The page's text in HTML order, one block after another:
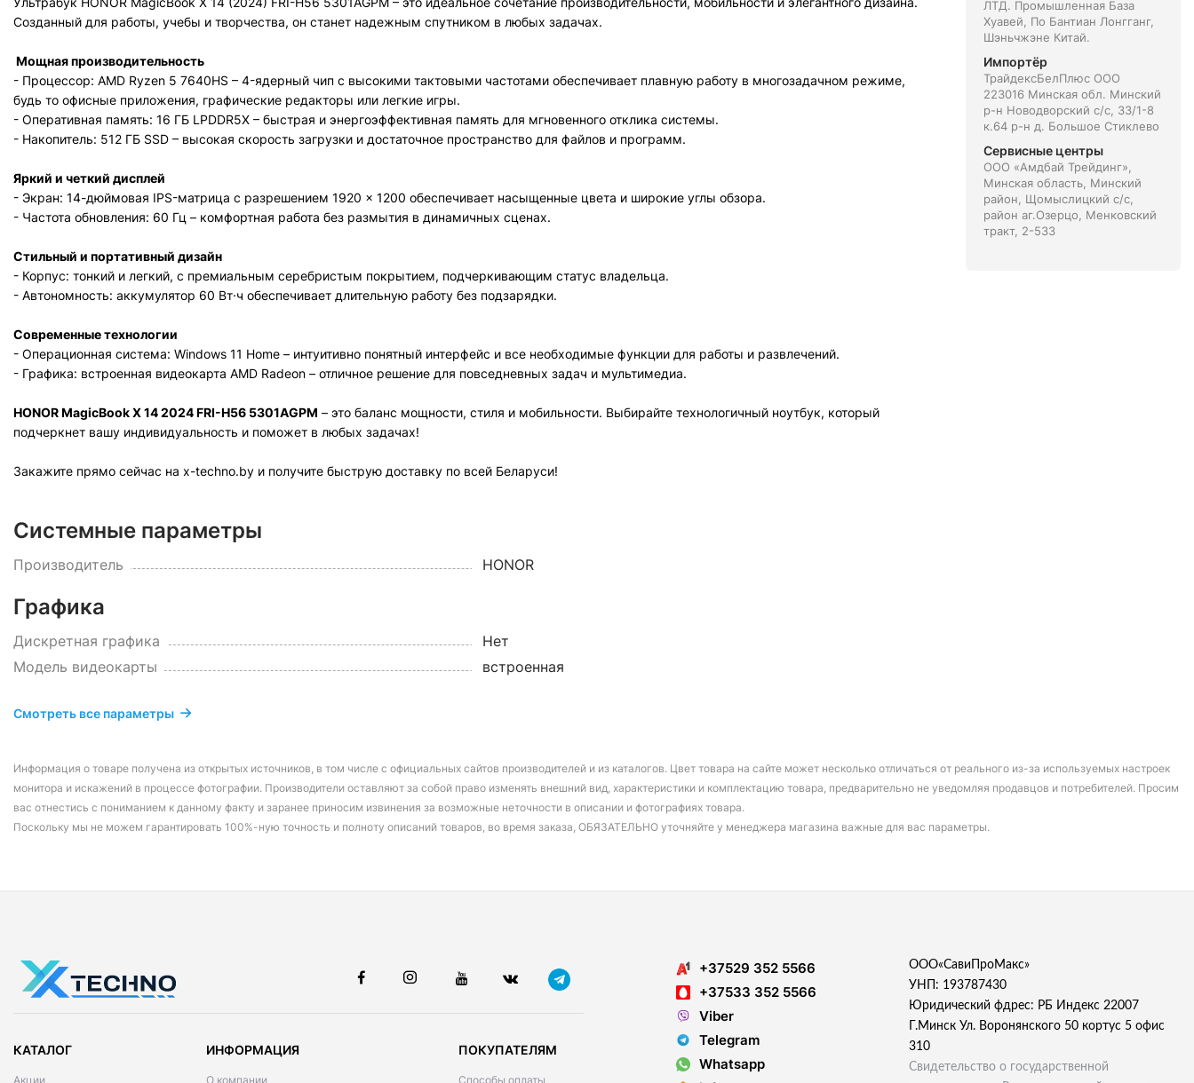
Созданный для работы, учебы и творчества, он станет надежным спутником в любых задачах.
Мощная производительность
- Процессор: AMD Ryzen 5 7640HS – 4-ядерный чип с высокими тактовыми частотами обеспечивает плавную работу в многозадачном режиме,
будь то офисные приложения, графические редакторы или легкие игры.
- Оперативная память: 16 ГБ LPDDR5X – быстрая и энергоэффективная память для мгновенного отклика системы.
- Накопитель: 512 ГБ SSD – высокая скорость загрузки и достаточное пространство для файлов и программ.
Яркий и четкий дисплей
- Экран: 14-дюймовая IPS-матрица с разрешением 1920 × 1200 обеспечивает насыщенные цвета и широкие углы обзора.
- Частота обновления: 60 Гц – комфортная работа без размытия в динамичных сценах.
Стильный и портативный дизайн
- Корпус: тонкий и легкий, с премиальным серебристым покрытием, подчеркивающим статус владельца.
- Автономность: аккумулятор 60 Вт·ч обеспечивает длительную работу без подзарядки.
Современные технологии
- Операционная система: Windows 11 Home – интуитивно понятный интерфейс и все необходимые функции для работы и развлечений.
- Графика: встроенная видеокарта AMD Radeon – отличное решение для повседневных задач и мультимедиа.
HONOR MagicBook X 14 2024 FRI-H56 5301AGPM – это баланс мощности, стиля и мобильности. Выбирайте технологичный ноутбук, который
подчеркнет вашу индивидуальность и поможет в любых задачах!
Закажите прямо сейчас на x-techno.by и получите быструю доставку по всей Беларуси!
Системные параметры
Производитель HONOR
Графика
Дискретная графика
Нет
Модель видеокарты
встроенная
Смотреть все параметры
ЛТД. Промышленная База
Хуавей, По Бантиан Лонгганг,
Шэньчжэне Китай.
Импортёр
ТрайдексБелПлюс ООО
223016 Минская обл. Минский
р-н Новодворский с/с, 33/1-8
к.64 р-н д. Большое Стиклево
Сервисные центры
ООО «Амдбай Трейдинг»,
Минская область, Минский
район, Щомыслицкий с/с,
район аг.Озерцо, Менковский
тракт, 2-533
Информация о товаре получена из открытых источников, в том числе с официальных сайтов производителей и из каталогов. Цвет товара на сайте может несколько отличаться от реального из-за используемых настроек
монитора и искажений в процессе фотографии. Производители оставляют за собой право изменять внешний вид, характеристики и комплектацию товара, предварительно не уведомляя продавцов и потребителей. Просим
вас отнестись с пониманием к данному факту и заранее приносим извинения за возможные неточности в описании и фотографиях товара.
Поскольку мы не можем гарантировать 100%-ную точность и полноту описаний товаров, во время заказа, ОБЯЗАТЕЛЬНО уточняйте у менеджера магазина важные для вас параметры.
КАТАЛОГ
Акции
ИНФОРМАЦИЯ
О компании
ПОКУПАТЕЛЯМ
Способы оплаты
+37529 352 5566
+37533 352 5566
Viber
Telegram
Whatsapp
ООО«СавиПроМакс»
УНП: 193787430
Юридический фдрес: РБ Индекс 22007
Г.Минск Ул. Воронянского 50 кортус 5 офис
310
Свидетельство о государственной